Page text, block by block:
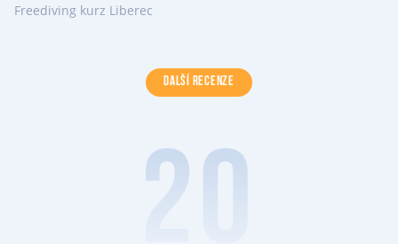
Freediving kurz Liberec
DALŠÍ RECENZE
20